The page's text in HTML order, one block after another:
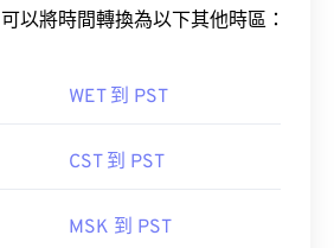
以將時間轉換為以下其他時區：
WET 到 PST
CST 到 PST
MSK 到 PST